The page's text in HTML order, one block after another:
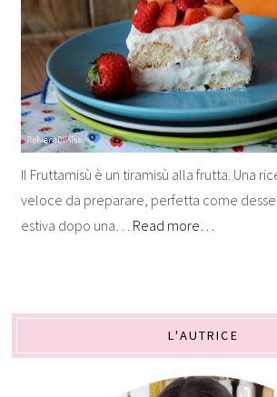
Il Fruttamisù è un tiramisù alla frutta. Una
veloce da preparare, perfetta come
estiva dopo una… Read more…
L'AUTRICE